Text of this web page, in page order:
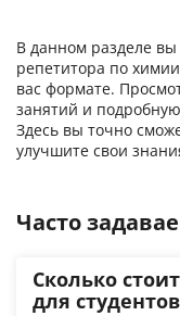
В данном разделе
репетитора по
вас формате.
занятий и
Здесь вы точно
улучшите свои
Часто
Сколько
для